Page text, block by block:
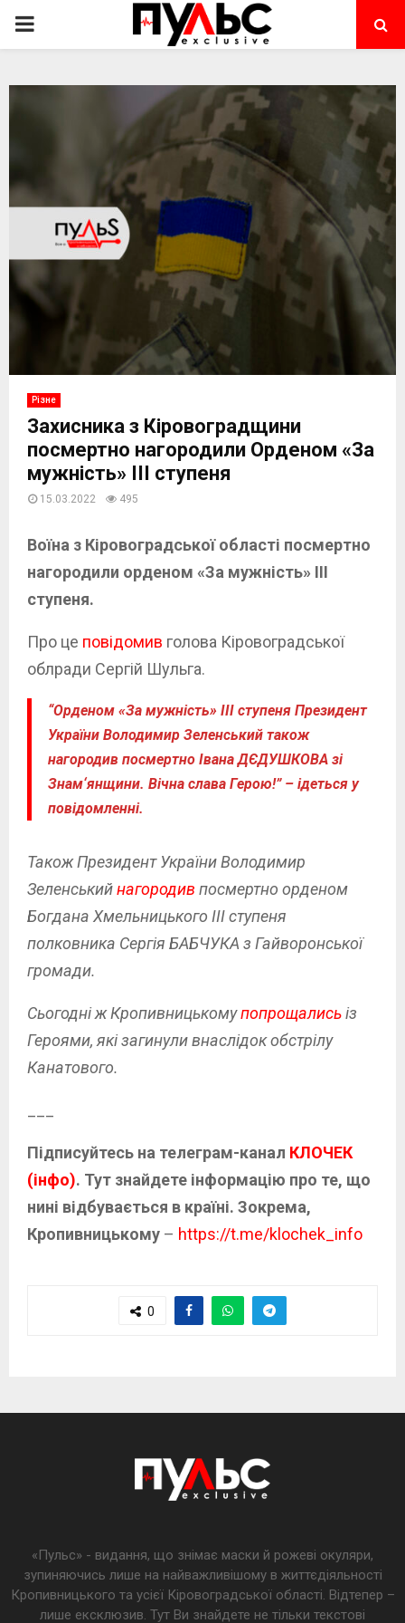
PRIMARY
Різне
Захисника з Кіровоградщини
посмертно нагородили Орденом «За
мужність» ІІІ ступеня
15.03.2022 495
Воїна з Кіровоградської області посмертно
нагородили орденом «За мужність» ІІІ
ступеня.
Про це повідомив голова Кіровоградської
облради Сергій Шульга.
“Орденом «За мужність» ІІІ ступеня Президент
України Володимир Зеленський також
нагородив посмертно Івана ДЄДУШКОВА зі
Знам‘янщини. Вічна слава Герою!” – ідеться у
повідомленні.
Також Президент України Володимир
Зеленськийнагородив посмертно орденом
Богдана Хмельницького ІІІ ступеня
полковника Сергія БАБЧУКА з Гайворонської
громади.
Сьогодні ж Кропивницькомупопрощалисьіз
Героями, які загинули внаслідок обстрілу
Канатового.
Підписуйтесь на телеграм-канал КЛОЧЕК
(інфо). Тут знайдете інформацію про те, що
нині відбувається в країні. Зокрема,
Кропивницькому – https://t.me/klochek_info
0
«Пульс» - видання, що знімає маски й рожеві окуляри,
зупиняючись лише на найважливішому в життєдіяльності
Кропивницького та усієї Кіровоградської області. Відтепер –
лише ексклюзив. Тут Ви знайдете не тільки текстові